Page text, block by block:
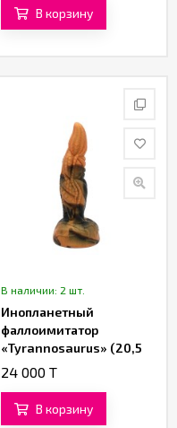
В корзину
В наличии: 2 шт.
Инопланетный
фаллоимитатор
«Tyrannosaurus» (20,5
см)
24 000 T
В корзину